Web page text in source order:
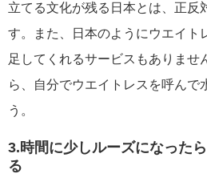
立てる文化が残る日本とは、正反
す。また、日本のようにウエイト
足してくれるサービスもありませ
ら、自分でウエイトレスを呼んで
う。
3.時間に少しルーズになった
る